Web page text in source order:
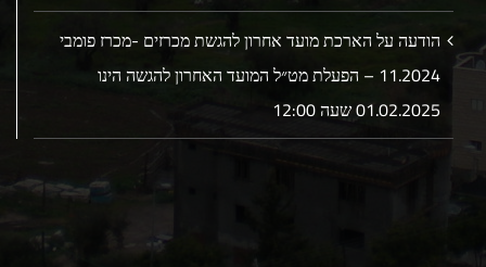
הודעה על הארכת מועד אחרון להגשת מכרזים -מכרז פומבי
11.2024 – הפעלת מט״ל המועד האחרון להגשה הינו
01.02.2025 שעה 12:00